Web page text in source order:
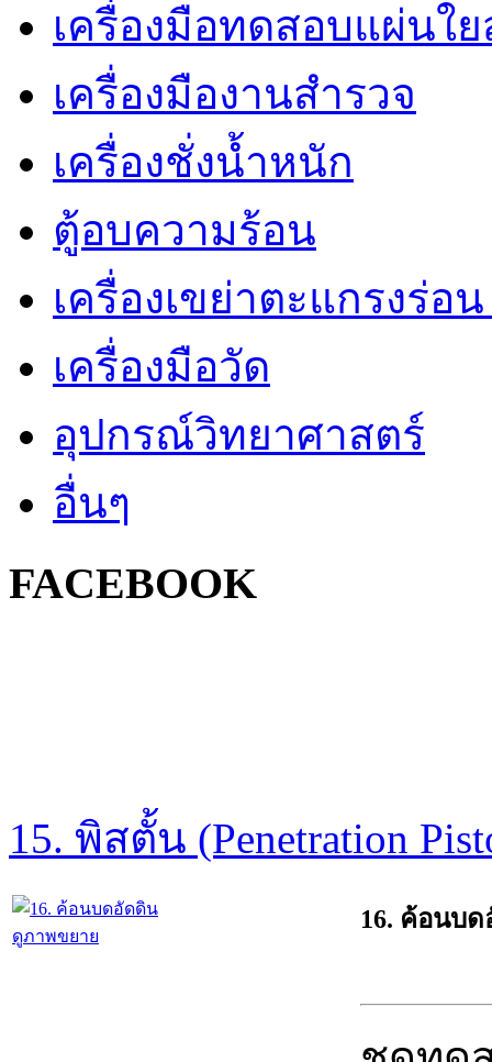
เครื่องมือทดสอบแผ่นใย
เครื่องมืองานสำรวจ
เครื่องชั่งน้ำหนัก
ตู้อบความร้อน
เครื่องเขย่าตะแกรงร่อ
เครื่องมือวัด
อุปกรณ์วิทยาศาสตร์
อื่นๆ
FACEBOOK
15. พิสตั้น (Penetration
ดูภาพขยาย
16. ค้อนบ